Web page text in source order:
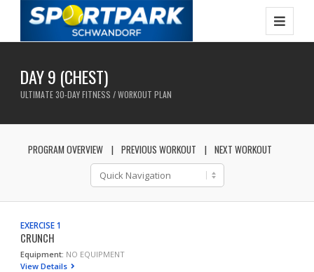
DAY 9 (CHEST)
ULTIMATE 30-DAY FITNESS / WORKOUT PLAN
PROGRAM OVERVIEW PREVIOUS WORKOUT NEXT WORKOUT
EXERCISE 1
CRUNCH
Equipment: NO EQUIPMENT
View Details